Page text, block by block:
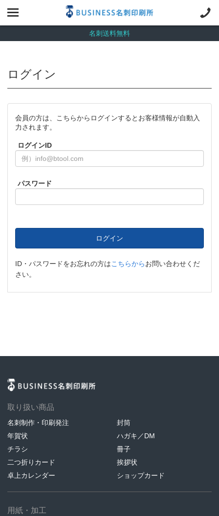
名刺送料無料
ログイン
会員の方は、こちらからログインするとお客様情報が自動入
力されます。
ログインID
パスワード
ログイン
ID・パスワードをお忘れの方はこちらからお問い合わせくだ
さい。
取り扱い商品
名刺制作・印刷発注
封筒
年賀状
ハガキ／DM
チラシ
冊子
二つ折りカード
挨拶状
卓上カレンダー
ショップカード
用紙・加工